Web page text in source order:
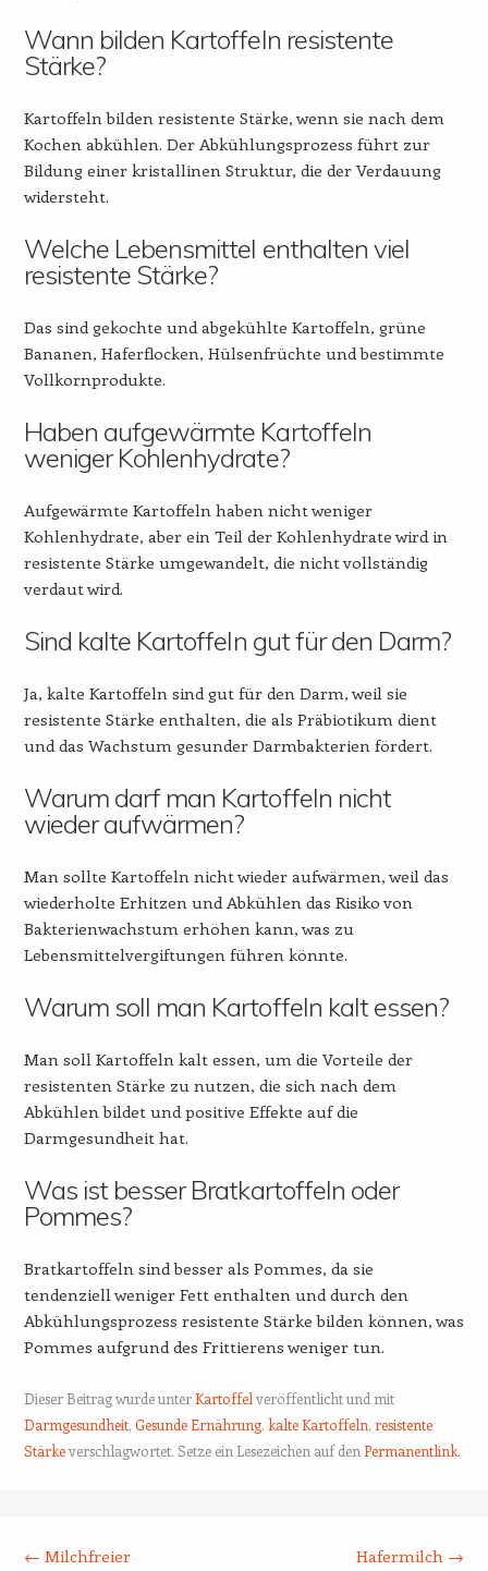
Wann bilden Kartoffeln resistente
Stärke?
Kartoffeln bilden resistente Stärke, wenn sie nach dem
Kochen abkühlen. Der Abkühlungsprozess führt zur
Bildung einer kristallinen Struktur, die der Verdauung
widersteht.
Welche Lebensmittel enthalten viel
resistente Stärke?
Das sind gekochte und abgekühlte Kartoffeln, grüne
Bananen, Haferflocken, Hülsenfrüchte und bestimmte
Vollkornprodukte.
Haben aufgewärmte Kartoffeln
weniger Kohlenhydrate?
Aufgewärmte Kartoffeln haben nicht weniger
Kohlenhydrate, aber ein Teil der Kohlenhydrate wird in
resistente Stärke umgewandelt, die nicht vollständig
verdaut wird.
Sind kalte Kartoffeln gut für den Darm?
Ja, kalte Kartoffeln sind gut für den Darm, weil sie
resistente Stärke enthalten, die als Präbiotikum dient
und das Wachstum gesunder Darmbakterien fördert.
Warum darf man Kartoffeln nicht
wieder aufwärmen?
Man sollte Kartoffeln nicht wieder aufwärmen, weil das
wiederholte Erhitzen und Abkühlen das Risiko von
Bakterienwachstum erhöhen kann, was zu
Lebensmittelvergiftungen führen könnte.
Warum soll man Kartoffeln kalt essen?
Man soll Kartoffeln kalt essen, um die Vorteile der
resistenten Stärke zu nutzen, die sich nach dem
Abkühlen bildet und positive Effekte auf die
Darmgesundheit hat.
Was ist besser Bratkartoffeln oder
Pommes?
Bratkartoffeln sind besser als Pommes, da sie
tendenziell weniger Fett enthalten und durch den
Abkühlungsprozess resistente Stärke bilden können, was
Pommes aufgrund des Frittierens weniger tun.
Dieser Beitrag wurde unterKartoffel veröffentlicht und mit
Darmgesundheit, Gesunde Ernährung, kalte Kartoffeln, resistente
Stärkeverschlagwortet. Setze ein Lesezeichen auf den Permanentlink.
← Milchfreier
Hafermilch →